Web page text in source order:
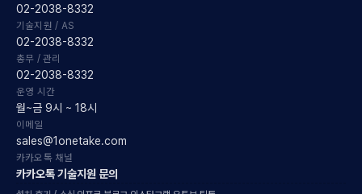
02-2038-8332
기술지원 / AS
02-2038-8332
총무 / 관리
02-2038-8332
운영 시간
월~금 9시 ~ 18시
이메일
sales@1onetake.com
카카오톡 채널
카카오톡 기술지원 문의